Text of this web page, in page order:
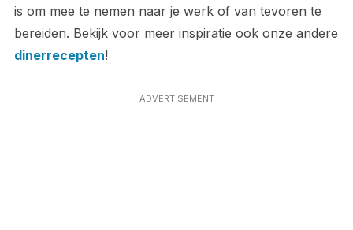
is om mee te nemen naar je werk of van tevoren te
bereiden. Bekijk voor meer inspiratie ook onze andere
dinerrecepten!
ADVERTISEMENT